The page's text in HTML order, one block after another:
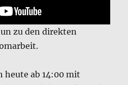
zu den direkten
heute ab 14:00 mit